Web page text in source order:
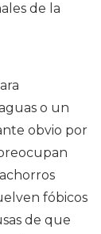
de la
o un
obvio por
fóbicos
de que